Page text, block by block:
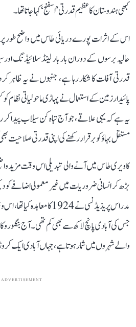
کبھی ہندوستان کا عظیم قدرتی ’اسفنج‘ کہا جاتا تھا۔
اس کے اثرات پورے دریائی طاس میں واضح طور
حالیہ برسوں کے دوران بار بار لینڈ سلائیڈنگ
قدرتی آفات کا شکار رہا ہے، جنہوں نے یہ ظاہر
پائیدار زمین کے استعمال نے پہاڑی ماحولیاتی نظام
یہ ہے کہ یہی علاقے، جو آج تباہ کن سیلاب پیدا
مستقل بہاؤ کو برقرار رکھنے کی اپنی قدرتی صلاحیت
کاویری طاس میں آنے والی تبدیلی اس وقت
بڑھ کر انسانی ضروریات میں غیر معمولی اضافے
مدراس پریذیڈنسی نے 1924 کا
جس کی آبادی پانچ لاکھ سے بھی کم تھی۔ آج بنگلورو
والے شہروں میں شمار ہوتا ہے، جہاں آبادی ایک
ADVERTISEMENT